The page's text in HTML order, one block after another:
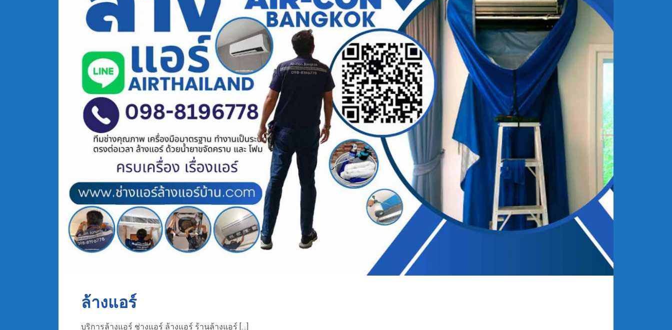
ล้างแอร์
บริการล้างแอร์ ช่างแอร์ ล้างแอร์ ร้านล้างแอร์ […]